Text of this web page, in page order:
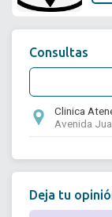
Consultas
Clinica
Avenida
Deja tu